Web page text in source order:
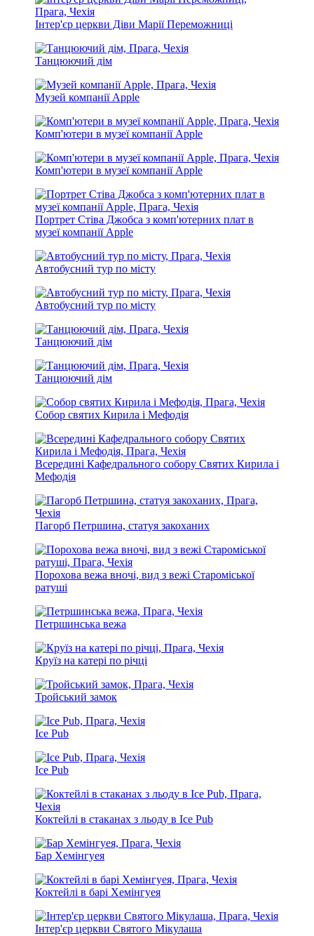
Інтер'єр церкви Діви Марії Переможниці
Танцюючий дім
Музей компанії Apple
Комп'ютери в музеї компанії Apple
Комп'ютери в музеї компанії Apple
Портрет Стіва Джобса з комп'ютерних плат в
музеї компанії Apple
Автобусний тур по місту
Автобусний тур по місту
Танцюючий дім
Танцюючий дім
Собор святих Кирила і Мефодія
Всередині Кафедрального собору Святих Кирила і
Мефодія
Пагорб Петршина, статуя закоханих
Порохова вежа вночі, вид з вежі Староміської
ратуші
Петршинська вежа
Круїз на катері по річці
Тройський замок
Ice Pub
Ice Pub
Коктейлі в стаканах з льоду в Ice Pub
Бар Хемінгуея
Коктейлі в барі Хемінгуея
Інтер'єр церкви Святого Мікулаша